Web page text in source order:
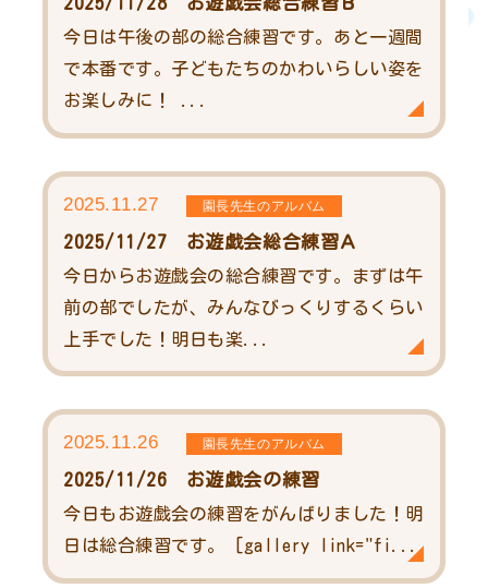
今日は午後の部の総合練習です。あと一週間
で本番です。子どもたちのかわいらしい姿を
お楽しみに！ ...
2025.11.27 園長先生のアルバム
2025/11/27 お遊戯会総合練習Ａ
今日からお遊戯会の総合練習です。まずは午
前の部でしたが、みんなびっくりするくらい
上手でした！明日も楽...
2025.11.26 園長先生のアルバム
2025/11/26 お遊戯会の練習
今日もお遊戯会の練習をがんばりました！明
日は総合練習です。 [gallery link="fi...